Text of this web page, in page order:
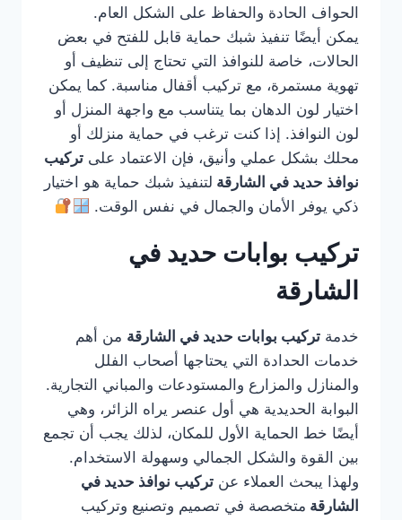
الحواف الحادة والحفاظ على الشكل العام.
يمكن أيضًا تنفيذ شبك حماية قابل للفتح في بعض
الحالات، خاصة للنوافذ التي تحتاج إلى تنظيف أو
تهوية مستمرة، مع تركيب أقفال مناسبة. كما يمكن
اختيار لون الدهان بما يتناسب مع واجهة المنزل أو
لون النوافذ. إذا كنت ترغب في حماية منزلك أو
محلك بشكل عملي وأنيق، فإن الاعتماد على تركيب
نوافذ حديد في الشارقة لتنفيذ شبك حماية هو اختيار
ذكي يوفر الأمان والجمال في نفس الوقت.
تركيب بوابات حديد في
الشارقة
خدمة تركيب بوابات حديد في الشارقة من أهم
خدمات الحدادة التي يحتاجها أصحاب الفلل
والمنازل والمزارع والمستودعات والمباني التجارية.
البوابة الحديدية هي أول عنصر يراه الزائر، وهي
أيضًا خط الحماية الأول للمكان، لذلك يجب أن تجمع
بين القوة والشكل الجمالي وسهولة الاستخدام.
ولهذا يبحث العملاء عن تركيب نوافذ حديد في
الشارقة متخصصة في تصميم وتصنيع وتركيب